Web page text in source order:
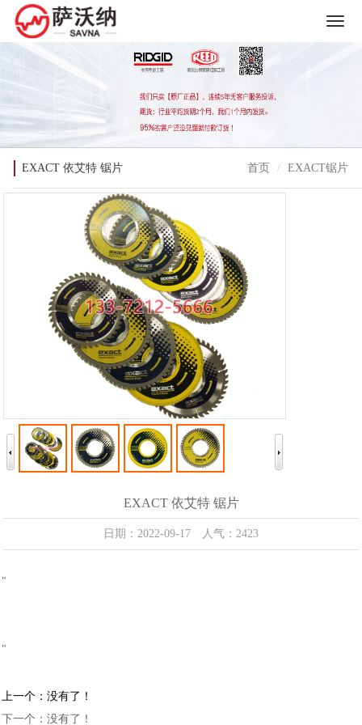
EXACT 依艾特 锯片 首页 EXACT锯片
EXACT 依艾特 锯片
日期：2022-09-17 人气：2423
"
"
上一个：没有了！
下一个：没有了！